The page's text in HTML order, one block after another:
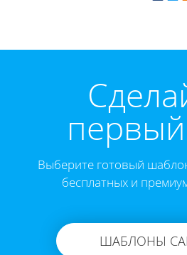
Выберите готовый
бесплатных и
ШАБЛОНЫ